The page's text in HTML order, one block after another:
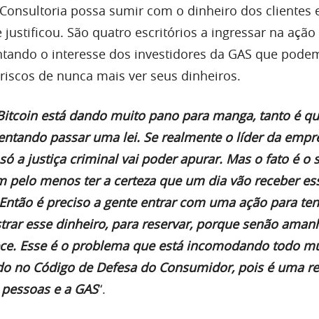
possa sumir com o dinheiro dos clientes
justificou. São quatro escritórios a ingressar na ação
o interesse dos investidores da GAS que
de nunca mais ver seus dinheiros.
está dando muito pano para manga, tanto é
passar uma lei. Se realmente o líder da
a justiça criminal vai poder apurar. Mas o fato é o
pelo menos ter a certeza que um dia vão receber
é preciso a gente entrar com uma ação para
esse dinheiro, para reservar, porque senão
Esse é o problema que está incomodando todo
no Código de Defesa do Consumidor, pois é uma
e a GAS“.